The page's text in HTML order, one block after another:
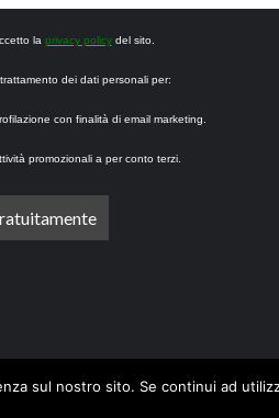
la privacy policydel sito.
dei dati personali per:
con finalità di email marketing.
promozionali a per conto terzi.
sul nostro sito. Se continui ad